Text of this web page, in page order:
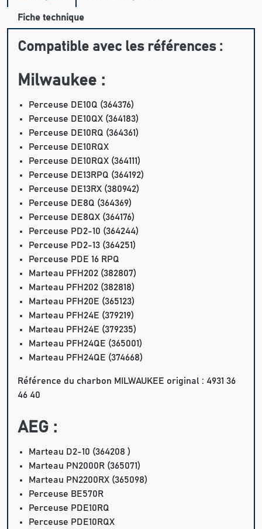
Fiche technique
Compatible avec les références :
Milwaukee :
Perceuse DE10Q (364376)
Perceuse DE10QX (364183)
Perceuse DE10RQ (364361)
Perceuse DE10RQX
Perceuse DE10RQX (364111)
Perceuse DE13RPQ (364192)
Perceuse DE13RX (380942)
Perceuse DE8Q (364369)
Perceuse DE8QX (364176)
Perceuse PD2-10 (364244)
Perceuse PD2-13 (364251)
Perceuse PDE 16 RPQ
Marteau PFH202 (382807)
Marteau PFH202 (382818)
Marteau PFH20E (365123)
Marteau PFH24E (379219)
Marteau PFH24E (379235)
Marteau PFH24QE (365001)
Marteau PFH24QE (374668)
Référence du charbon MILWAUKEE original : 4931 36
46 40
AEG :
Marteau D2-10 (364208 )
Marteau PN2000R (365071)
Marteau PN2200RX (365098)
Perceuse BE570R
Perceuse PDE10RQ
Perceuse PDE10RQX